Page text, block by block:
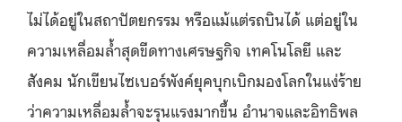
ไม่ได้อยู่ในสถาปัตยกรรม หรือแม้แต่รถบินได้ แต่อยู่ใน
ความเหลื่อมล้ำสุดขีดทางเศรษฐกิจ เทคโนโลยี และ
สังคม นักเขียนไซเบอร์พังค์ยุคบุกเบิกมองโลกในแง่ร้าย
ว่าความเหลื่อมล้ำจะรุนแรงมากขึ้น อำนาจและอิทธิพล